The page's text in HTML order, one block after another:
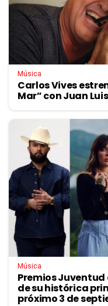
Música
Carlos Vives
Mar” con Juan
Música
Premios
de su histórica
próximo 3 de